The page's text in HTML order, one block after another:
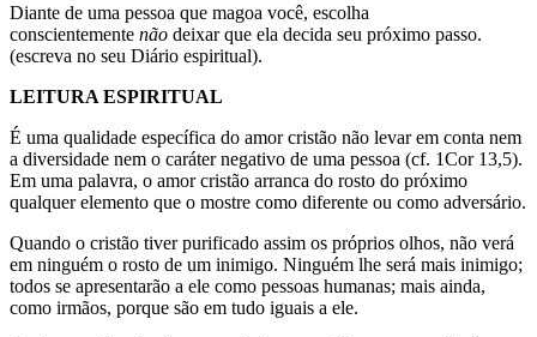
Diante de uma pessoa que magoa você, escolha
conscientemente não deixar que ela decida seu próximo passo.
(escreva no seu Diário espiritual).
LEITURA ESPIRITUAL
É uma qualidade específica do amor cristão não levar em conta nem
a diversidade nem o caráter negativo de uma pessoa (cf. 1Cor 13,5).
Em uma palavra, o amor cristão arranca do rosto do próximo
qualquer elemento que o mostre como diferente ou como adversário.
Quando o cristão tiver purificado assim os próprios olhos, não verá
em ninguém o rosto de um inimigo. Ninguém lhe será mais inimigo;
todos se apresentarão a ele como pessoas humanas; mais ainda,
como irmãos, porque são em tudo iguais a ele.